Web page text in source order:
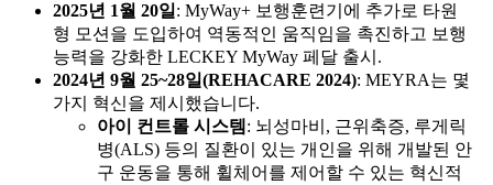
2025년 1월 20일 : MyWay+ 보행훈련기에 추가로 타원
형 모션을 도입하여 역동적인 움직임을 촉진하고 보행
능력을 강화한 LECKEY MyWay 페달 출시.
2024년 9월 25~28일(REHACARE 2024): MEYRA는 몇
가지 혁신을 제시했습니다.
아이 컨트롤 시스템 : 뇌성마비, 근위축증, 루게릭
병(ALS) 등의 질환이 있는 개인을 위해 개발된 안
구 운동을 통해 휠체어를 제어할 수 있는 혁신적